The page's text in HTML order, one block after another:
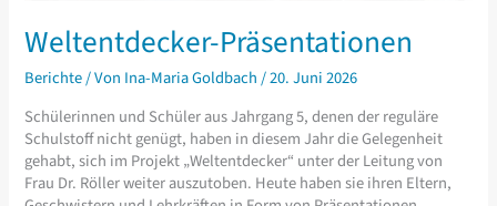
Weltentdecker-Präsentationen
Berichte/ Von Ina-Maria Goldbach/20. Juni 2026
Schülerinnen und Schüler aus Jahrgang 5, denen der reguläre
Schulstoff nicht genügt, haben in diesem Jahr die Gelegenheit
gehabt, sich im Projekt „Weltentdecker“ unter der Leitung von
Frau Dr. Röller weiter auszutoben. Heute haben sie ihren Eltern,